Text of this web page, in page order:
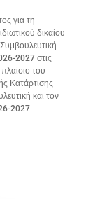
για τη
δικαίου
2027 στις
του
Κατάρτισης
και τον
2027